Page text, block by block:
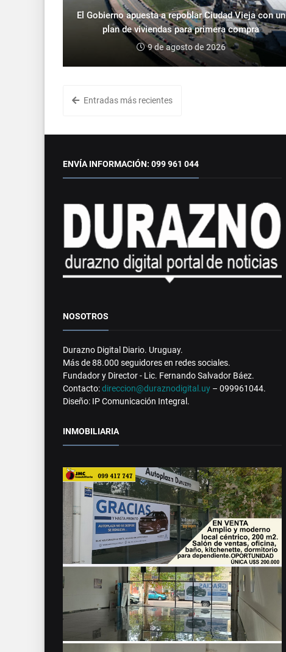
El Gobierno apuesta a repoblar Ciudad Vieja con un
plan de viviendas para primera compra
9 de agosto de 2026
Entradas más recientes
ENVÍA INFORMACIÓN: 099 961 044
NOSOTROS
Durazno Digital Diario. Uruguay.
Más de 88.000 seguidores en redes sociales.
Fundador y Director - Lic. Fernando Salvador Báez.
Contacto:direccion@duraznodigital.uy – 099961044.
Diseño: IP Comunicación Integral.
INMOBILIARIA